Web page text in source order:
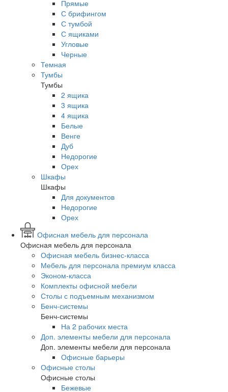
Прямые
С брифингом
С тумбой
С ящиками
Угловые
Черные
Темная
Тумбы
Тумбы
2 ящика
3 ящика
4 ящика
Белые
Венге
Дуб
Недорогие
Орех
Шкафы
Шкафы
Для документов
Недорогие
Орех
Офисная мебель для персонала
Офисная мебель для персонала
Офисная мебель бизнес-класса
Мебель для персонала премиум класса
Эконом-класса
Комплекты офисной мебели
Столы с подъемным механизмом
Бенч-системы
Бенч-системы
На 2 рабочих места
Доп. элементы мебели для персонала
Доп. элементы мебели для персонала
Офисные барьеры
Офисные столы
Офисные столы
Бежевые